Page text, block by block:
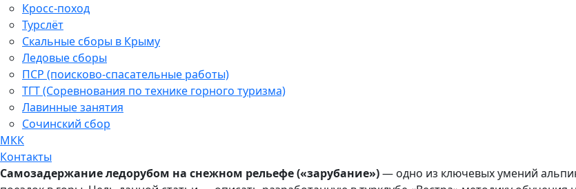
Кросс-поход
Турслёт
Скальные сборы в Крыму
Ледовые сборы
ПСР (поисково-спасательные работы)
ТГТ (Соревнования по технике горного туризма)
Лавинные занятия
Сочинский сбор
МКК
Контакты
Самозадержание ледорубом на снежном рельефе («зарубание»)— одно из ключевых умений